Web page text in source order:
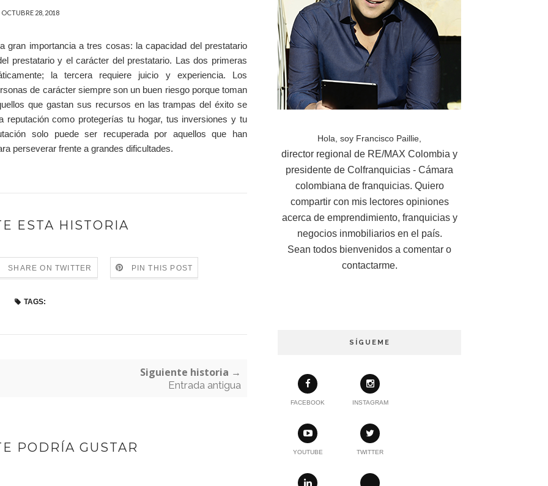
OCTUBRE 28, 2018
gran importancia a tres cosas: la capacidad del prestatario
prestatario y el carácter del prestatario. Las dos primeras
la tercera requiere juicio y experiencia. Los
de carácter siempre son un buen riesgo porque toman
que gastan sus recursos en las trampas del éxito se
reputación como protegerías tu hogar, tus inversiones y tu
solo puede ser recuperada por aquellos que han
perseverar frente a grandes dificultades.
ESTA HISTORIA
SHARE ON TWITTER PIN THIS POST
TAGS:
Siguiente historia →
Entrada antigua
PODRÍA GUSTAR
Hola, soy Francisco Paillie,
director regional de RE/MAX Colombia y
presidente de Colfranquicias - Cámara
colombiana de franquicias. Quiero
compartir con mis lectores opiniones
acerca de emprendimiento, franquicias y
negocios inmobiliarios en el país.
Sean todos bienvenidos a comentar o
contactarme.
SÍGUEME
FACEBOOK INSTAGRAM
YOUTUBE TWITTER